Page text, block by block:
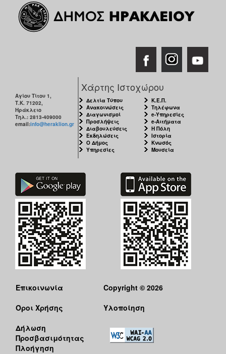
Αγίου Τίτου 1,
Τ.Κ. 71202,
Ηράκλειο
Τηλ.: 2813-409000
email:info@heraklion.gr
Χάρτης Ιστοχώρου
Δελτία Τύπου
Ανακοινώσεις
Διαγωνισμοί
Προσλήψεις
Διαβουλεύσεις
Εκδηλώσεις
Ο Δήμος
Υπηρεσίες
Κ.Ε.Π.
Τηλέφωνα
e-Υπηρεσίες
e-Αιτήματα
Η Πόλη
Ιστορία
Κνωσός
Μουσεία
Επικοινωνία
Όροι Χρήσης
Δήλωση
Προσβασιμότητας
Πλοήγηση
Copyright © 2026
Υλοποίηση